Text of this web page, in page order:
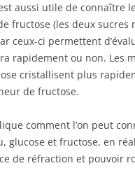
aussi utile de connaître
fructose (les deux sucres
ceux-ci permettent
rapidement ou non. Les
cristallisent plus
de fructose.
comment l’on peut
glucose et fructose, en
de réfraction et pouvoir